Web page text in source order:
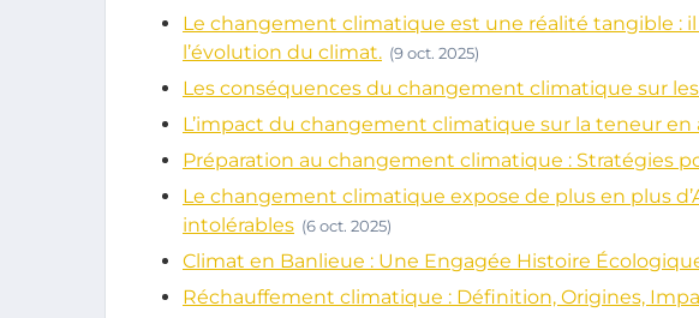
Le changement climatique est une réalité tangible : il
l’évolution du climat. (9 oct. 2025)
Les conséquences du changement climatique sur
L’impact du changement climatique sur la teneur en
Préparation au changement climatique : Stratégies
Le changement climatique expose de plus en plus
intolérables (6 oct. 2025)
Climat en Banlieue : Une Engagée Histoire
Réchauffement climatique : Définition, Origines,